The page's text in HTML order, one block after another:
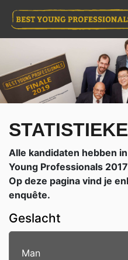
Alle kandidaten hebben
Young Professionals
Op deze pagina vind je
enquête.
Geslacht
Man